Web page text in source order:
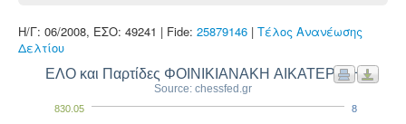
Η/Γ: 06/2008, ΕΣΟ: 49241 | Fide: 25879146 | Τέλος Ανανέωσης
Δελτίου
ΕΛΟ και Παρτίδες ΦΟΙΝΙΚΙΑΝΑΚΗ ΑΙΚΑΤΕΡΙΝΗ
Source: chessfed.gr
830.05 8